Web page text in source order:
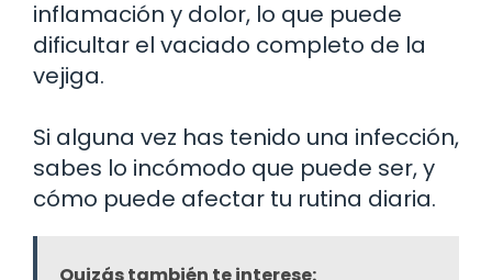
inflamación y dolor, lo que puede
dificultar el vaciado completo de la
vejiga.
Si alguna vez has tenido una infección,
sabes lo incómodo que puede ser, y
cómo puede afectar tu rutina diaria.
Quizás también te interese: